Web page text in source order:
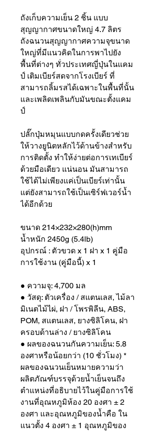
ถังเก็บความเย็น 2 ชิ้น แบบ
สุญญากาศขนาดใหญ่ 4.7 ลิตร
ถังฉนวนสุญญากาศความจุขนาด
ใหญ่ที่มีแนวคิดในการพาไปยัง
พื้นที่ต่างๆ ทั่วประเทศญี่ปุ่นในแคม
ป์ เติมเบียร์สดจากโรงเบียร์ ที่
สามารถลิ้มรสได้เฉพาะในพื้นที่นั้น
และเพลิดเพลินกับมันขณะตั้งแคม
ป์
ปลั๊กปุ่มหมุนแบบกดครั้งเดียวช่วย
ให้วางยูนิตหลักไว้ด้านข้างสำหรับ
การติดตั้ง ทำให้ง่ายต่อการเทเบียร์
ด้วยมือเดียว แน่นอน มันสามารถ
ใช้ได้ไม่เพียงแค่เป็นเบียร์เท่านั้น
แต่ยังสามารถใช้เป็นเซิร์ฟเวอร์น้ำ
ได้อีกด้วย
ขนาด 214×232×280(h)mm
น้ำหนัก 2450g (5.4lb)
อุปกรณ์ : ตัวขวด x 1 ฝา x 1 คู่มือ
การใช้งาน (คู่มือนี้) x 1
● ความจุ: 4,700 มล
● วัสดุ: ตัวเครื่อง / สแตนเลส, ไม้ลา
มิเนตไม้ไผ่, ฝา / โพรพิลีน, ABS,
POM, สแตนเลส, ยางซิลิโคน, ฝา
ครอบด้านล่าง / ยางซิลิโคน
● ผลของฉนวนกันความเย็น: 5.8
องศาหรือน้อยกว่า (10 ชั่วโมง) *
ผลของฉนวนเย็นหมายความว่า
ผลิตภัณฑ์บรรจุด้วยน้ำเย็นจนถึง
ตำแหน่งที่อธิบายไว้ในคู่มือการใช้
งานที่อุณหภูมิห้อง 20 องศา ± 2
องศา และอุณหภูมิของน้ำคือ ใน
แนวตั้ง 4 องศา ± 1 อุณหภูมิของ